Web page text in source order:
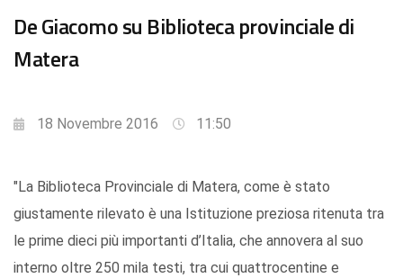
De Giacomo su Biblioteca provinciale di
Matera
18 Novembre 2016 11:50
"La Biblioteca Provinciale di Matera, come è stato
giustamente rilevato è una Istituzione preziosa ritenuta tra
le prime dieci più importanti d’Italia, che annovera al suo
interno oltre 250 mila testi, tra cui quattrocentine e